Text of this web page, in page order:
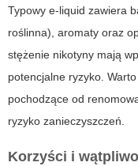
Typowy e-liquid zawiera
roślinna), aromaty oraz
stężenie nikotyny mają
potencjalne ryzyko.
pochodzące od
ryzyko zanieczyszczeń.
Korzyści i